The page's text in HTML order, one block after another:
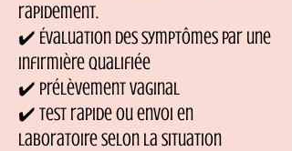
rapidement.
✔️ Évaluation des symptômes par une
infirmière qualifiée
✔️ Prélèvement vaginal
✔️ Test rapide ou envoi en
laboratoire selon la situation